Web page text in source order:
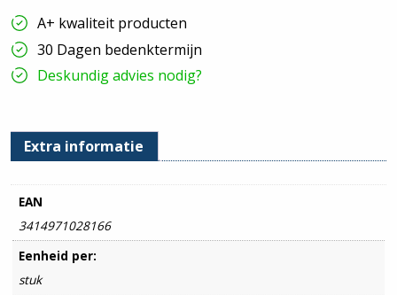
|
60x100mm
3
Meter
hoeveelheid
A+ kwaliteit producten
30 Dagen bedenktermijn
Deskundig advies nodig?
Extra informatie
EAN
3414971028166
Eenheid per:
stuk